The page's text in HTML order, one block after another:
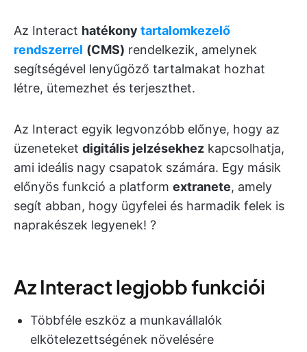
Az Interact hatékony tartalomkezelő
rendszerrel (CMS) rendelkezik, amelynek
segítségével lenyűgöző tartalmakat hozhat
létre, ütemezhet és terjeszthet.
Az Interact egyik legvonzóbb előnye, hogy az
üzeneteket digitális jelzésekhez kapcsolhatja,
ami ideális nagy csapatok számára. Egy másik
előnyös funkció a platform extranete, amely
segít abban, hogy ügyfelei és harmadik felek is
naprakészek legyenek! ?
Az Interact legjobb funkciói
Többféle eszköz a munkavállalók
elkötelezettségének növelésére